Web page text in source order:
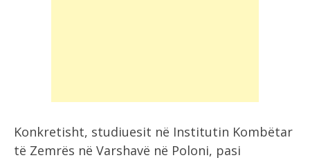
Konkretisht, studiuesit në Institutin Kombëtar
të Zemrës në Varshavë në Poloni, pasi